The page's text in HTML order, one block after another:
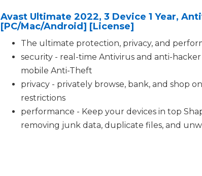
Avast Ultimate 2022, 3 Device 1 Year,
[PC/Mac/Android] [License]
The ultimate protection, privacy, and
security - real-time Antivirus and anti-
mobile Anti-Theft
privacy - privately browse, bank, and shop
restrictions
performance - Keep your devices in top
removing junk data, duplicate files, and